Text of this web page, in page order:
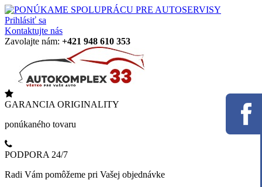
Prihlásiť sa
Kontaktujte nás
Zavolajte nám: +421 948 610 353
GARANCIA ORIGINALITY
ponúkaného tovaru
PODPORA 24/7
Radi Vám pomôžeme pri Vašej objednávke